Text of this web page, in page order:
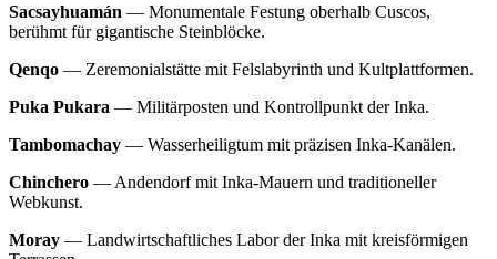
Sacsayhuamán — Monumentale Festung oberhalb Cuscos,
berühmt für gigantische Steinblöcke.
Qenqo — Zeremonialstätte mit Felslabyrinth und Kultplattformen.
Puka Pukara — Militärposten und Kontrollpunkt der Inka.
Tambomachay — Wasserheiligtum mit präzisen Inka-Kanälen.
Chinchero — Andendorf mit Inka-Mauern und traditioneller
Webkunst.
Moray — Landwirtschaftliches Labor der Inka mit kreisförmigen